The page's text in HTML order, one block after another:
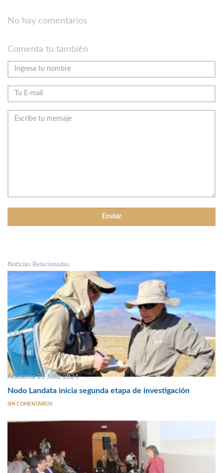
No hay comentarios
Comenta tu también
Noticias Relacionadas
Academia 26 Julio, 2024
Nodo Landata inicia segunda etapa de investigación
SIN COMENTARIOS